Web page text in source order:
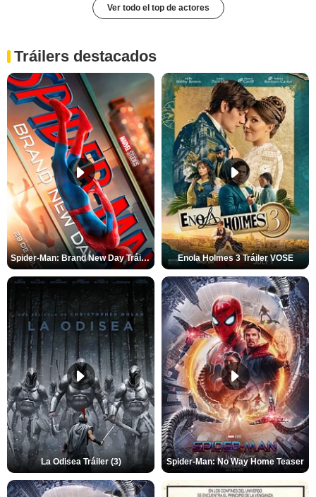
Ver todo el top de actores
Tráilers destacados
Spider-Man: Brand New Day Tráiler (3) Enola Holmes 3 Tráiler VOSE
La Odisea Tráiler (3) Spider-Man: No Way Home Teaser